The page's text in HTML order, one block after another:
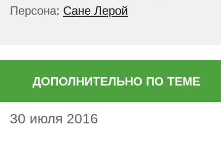
Персона: Сане Лерой
ДОПОЛНИТЕЛЬНО ПО ТЕМЕ
30 июля 2016